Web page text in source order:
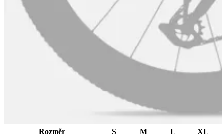
Rozměr S M L
XL